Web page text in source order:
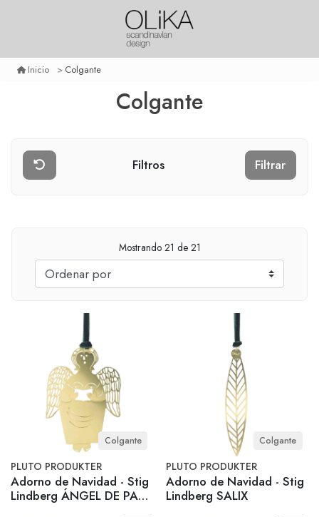
Inicio Colgante
Colgante
Filtros Filtrar
Mostrando 21 de 21
Colgante
PLUTO PRODUKTER
Adorno de Navidad - Stig
Lindberg ÁNGEL DE PAN
Colgante
PLUTO PRODUKTER
Adorno de Navidad - Stig
Lindberg SALIX